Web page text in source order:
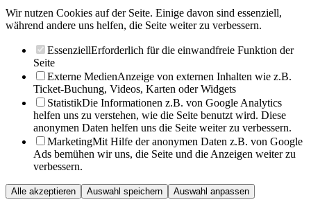
Wir nutzen Cookies auf der Seite. Einige davon sind essenziell,
während andere uns helfen, die Seite weiter zu verbessern.
EssenziellErforderlich für die einwandfreie Funktion der
Seite
Externe MedienAnzeige von externen Inhalten wie z.B.
Ticket-Buchung, Videos, Karten oder Widgets
StatistikDie Informationen z.B. von Google Analytics
helfen uns zu verstehen, wie die Seite benutzt wird. Diese
anonymen Daten helfen uns die Seite weiter zu verbessern.
MarketingMit Hilfe der anonymen Daten z.B. von Google
Ads bemühen wir uns, die Seite und die Anzeigen weiter zu
verbessern.
Alle akzeptieren Auswahl speichern Auswahl anpassen